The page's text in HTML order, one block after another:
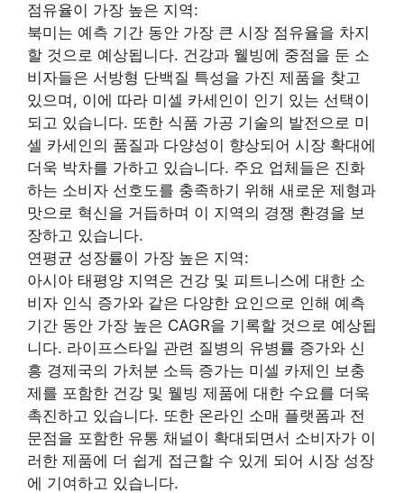
점유율이 가장 높은 지역:
북미는 예측 기간 동안 가장 큰 시장 점유율을 차지
할 것으로 예상됩니다. 건강과 웰빙에 중점을 둔 소
비자들은 서방형 단백질 특성을 가진 제품을 찾고
있으며, 이에 따라 미셀 카세인이 인기 있는 선택이
되고 있습니다. 또한 식품 가공 기술의 발전으로 미
셀 카세인의 품질과 다양성이 향상되어 시장 확대에
더욱 박차를 가하고 있습니다. 주요 업체들은 진화
하는 소비자 선호도를 충족하기 위해 새로운 제형과
맛으로 혁신을 거듭하며 이 지역의 경쟁 환경을 보
장하고 있습니다.
연평균 성장률이 가장 높은 지역:
아시아 태평양 지역은 건강 및 피트니스에 대한 소
비자 인식 증가와 같은 다양한 요인으로 인해 예측
기간 동안 가장 높은 CAGR을 기록할 것으로 예상됩
니다. 라이프스타일 관련 질병의 유병률 증가와 신
흥 경제국의 가처분 소득 증가는 미셀 카제인 보충
제를 포함한 건강 및 웰빙 제품에 대한 수요를 더욱
촉진하고 있습니다. 또한 온라인 소매 플랫폼과 전
문점을 포함한 유통 채널이 확대되면서 소비자가 이
러한 제품에 더 쉽게 접근할 수 있게 되어 시장 성장
에 기여하고 있습니다.